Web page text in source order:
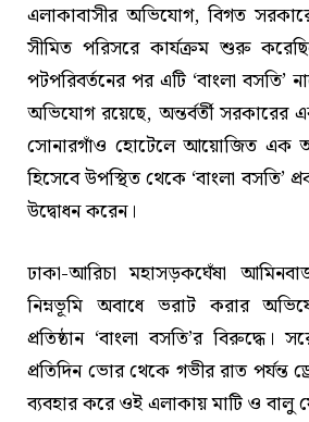
এলাকাবাসীর অভিযোগ, বিগত
সীমিত পরিসরে কার্যক্রম শুরু
পটপরিবর্তনের পর এটি ‘বাংলা বসতি’
অভিযোগ রয়েছে, অন্তর্বর্তী সরকারের
সোনারগাঁও হোটেলে আয়োজিত এক
হিসেবে উপস্থিত থেকে ‘বাংলা বসতি’
উদ্বোধন করেন।
ঢাকা-আরিচা মহাসড়কঘেঁষা
নিম্নভূমি অবাধে ভরাট করার
প্রতিষ্ঠান ‘বাংলা বসতি’র বিরুদ্ধে।
প্রতিদিন ভোর থেকে গভীর রাত পর্যন্ত
ব্যবহার করে ওই এলাকায় মাটি ও বালু